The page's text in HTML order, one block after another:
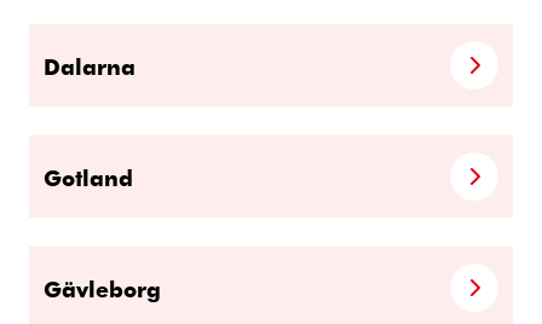
Dalarna
Gotland
Gävleborg